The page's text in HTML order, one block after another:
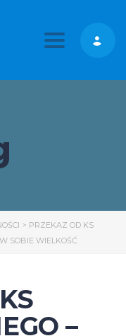
Toggle
> PRZEKAZ OD KS
SOBIE WIELKOŚĆ
–